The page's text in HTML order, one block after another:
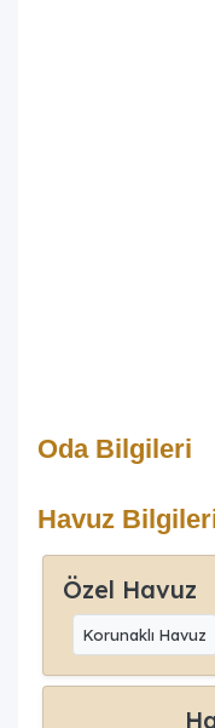
Oda Bilgileri
Havuz
Özel Havuz
Korunaklı Havuz